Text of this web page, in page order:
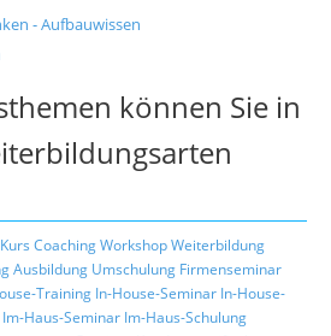
- Aufbauwissen
können Sie in
Kurs CoachingWorkshopWeiterbildung
Ausbildung Umschulung Firmenseminar
Training In-House-Seminar In-House-
Im-Haus-Seminar Im-Haus-Schulung